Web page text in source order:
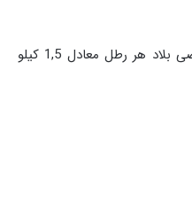
4.رطل: معیار سنجش است که در هر ناحیه با دیگر نواحی تفاوت داشته است. در بعضی بلاد هر رطل معادل 1,5 کیلو